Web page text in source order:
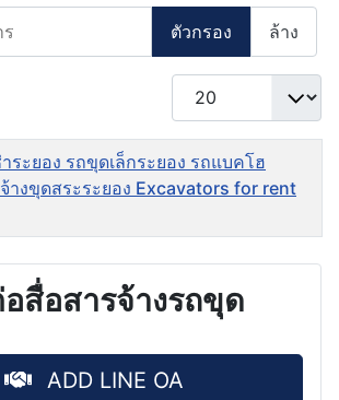
ตัวกรอง ล้าง
แสดง #
ระยอง รถขุดเล็กระยอง รถแบคโฮ
างขุดสระระยอง Excavators for rent
สื่อสารจ้างรถขุด
ADD LINE OA